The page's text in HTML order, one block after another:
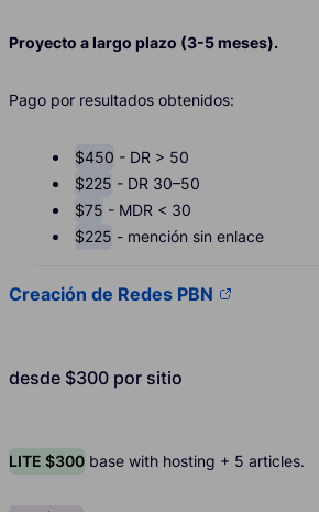
Proyecto a largo plazo (3-5 meses).
Pago por resultados obtenidos:
$450 - DR > 50
$225 - DR 30–50
$75 - MDR < 30
$225 - mención sin enlace
Creación de Redes PBN
desde $300 por sitio
LITE $300 base with hosting + 5 articles.